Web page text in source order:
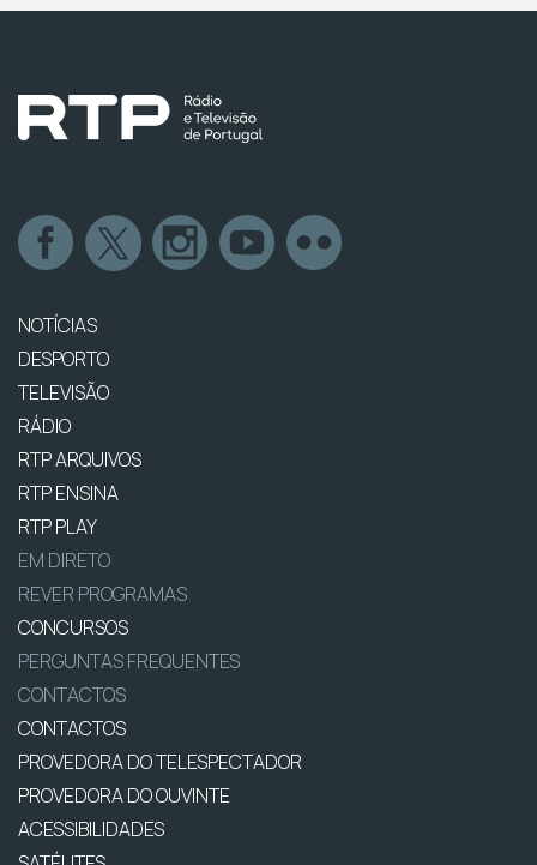
NOTÍCIAS
DESPORTO
TELEVISÃO
RÁDIO
RTP ARQUIVOS
RTP ENSINA
RTP PLAY
EM DIRETO
REVER PROGRAMAS
CONCURSOS
PERGUNTAS FREQUENTES
CONTACTOS
CONTACTOS
PROVEDORA DO TELESPECTADOR
PROVEDORA DO OUVINTE
ACESSIBILIDADES